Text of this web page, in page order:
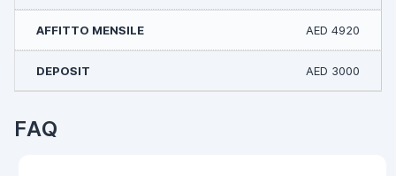
AED 4920
AED 3000
FAQ